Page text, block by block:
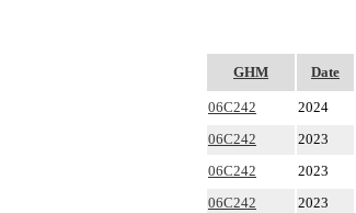
GHM Date
06C242 2024
06C242
2023
06C242
2023
06C242
2023